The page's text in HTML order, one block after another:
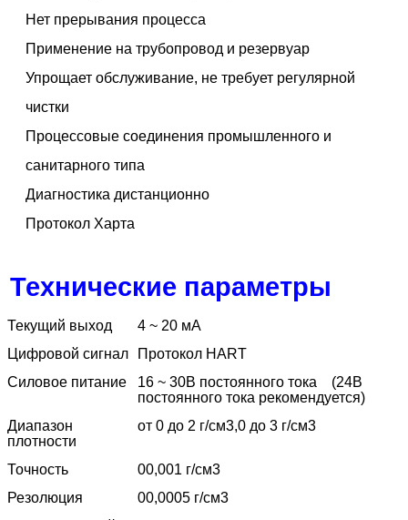
Нет прерывания процесса
Применение на трубопровод и резервуар
Упрощает обслуживание, не требует регулярной
чистки
Процессовые соединения промышленного и
санитарного типа
Диагностика дистанционно
Протокол Харта
Технические параметры
Текущий выход
4 ~ 20 мА
Цифровой сигнал
Протокол HART
Силовое питание
16 ~ 30В постоянного тока
(24В
постоянного тока рекомендуется)
Диапазон
плотности
от 0 до 2 г/см3,0 до 3 г/см3
Точность
00,001 г/см3
Резолюция
00,0005 г/см3